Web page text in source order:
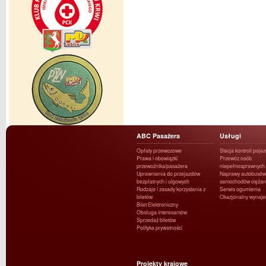
ABC Pasażera
Opłaty przewozowe
Prawa i obowiązki
przewoźnika/pasażera
Uprawnienia do przejazdów
bezpłatnych i ulgowych
Rodzaje i zasady korzystania z
biletów
Bilet Elektroniczny
Obsługa interesantów
Sprzedaż biletów
Polityka prywatności
Usługi
Stacja kontroli
Przewóz osób
niepełnosprawnych
Naprawy
samochodów
Serwis ogumienia
Okazjonalny
Projekty krajowe